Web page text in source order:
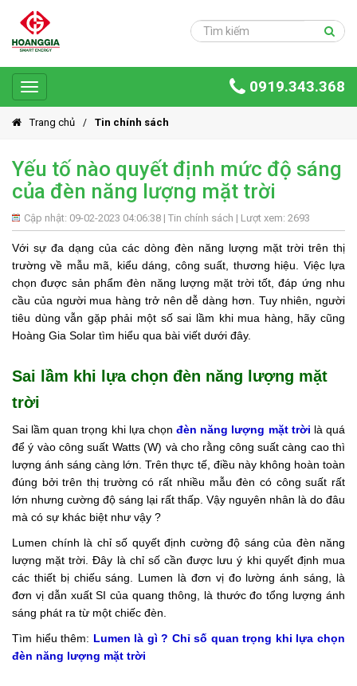
Toggle
navigation
0919.343.368
Trang
chủ
Sản
phẩm
Giải
Ứng
dụng
Dự
án
Hoàng
Gia
Group
Giới
Tin
tức
Hỏi
đáp
Tài
liệu
hệ
Tuyển
dụng
Trang chủ Tin chính sách
Yếu tố nào quyết định mức độ sáng
của đèn năng lượng mặt trời
Cập nhật: 09-02-2023 04:06:38 | Tin chính sách | Lượt xem: 2693
Với sự đa dạng của các dòng đèn năng lượng mặt trời trên thị
trường về mẫu mã, kiểu dáng, công suất, thương hiệu. Việc lựa
chọn được sản phẩm đèn năng lượng mặt trời tốt, đáp ứng nhu
cầu của người mua hàng trở nên dễ dàng hơn. Tuy nhiên, người
tiêu dùng vẫn gặp phải một số sai lầm khi mua hàng, hãy cũng
Hoàng Gia Solar tìm hiểu qua bài viết dưới đây.
Sai lầm khi lựa chọn đèn năng lượng mặt
trời
Sai lầm quan trọng khi lựa chọnđèn năng lượng mặt trời là quá
để ý vào công suất Watts (W) và cho rằng công suất càng cao thì
lượng ánh sáng càng lớn. Trên thực tế, điều này không hoàn toàn
đúng bởi trên thị trường có rất nhiều mẫu đèn có công suất rất
lớn nhưng cường độ sáng lại rất thấp. Vậy nguyên nhân là do đâu
mà có sự khác biệt như vậy ?
Lumen chính là chỉ số quyết định cường độ sáng của đèn năng
lượng mặt trời. Đây là chỉ số cần được lưu ý khi quyết định mua
các thiết bị chiếu sáng. Lumen là đơn vị đo lường ánh sáng, là
đơn vị dẫn xuất SI của quang thông, là thước đo tổng lượng ánh
sáng phát ra từ một chiếc đèn.
Tìm hiểu thêm: Lumen là gì ? Chỉ số quan trọng khi lựa chọn
đèn năng lượng mặt trời